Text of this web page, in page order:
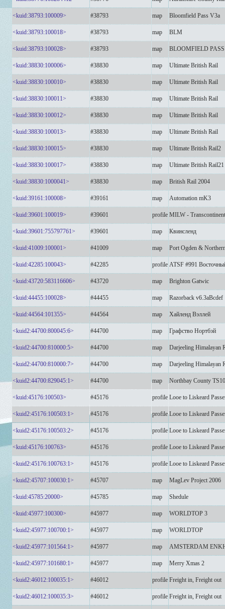
<kuid:38793:100009> #38793 map Bloomfield Pass V3a
<kuid:38793:100018> #38793 map BLM
<kuid:38793:100028> #38793 map BLOOMFIELD
<kuid:38830:100006> #38830 map Ultimate British Rail
<kuid:38830:100010> #38830 map Ultimate British Rail
<kuid:38830:100011> #38830 map Ultimate British Rail
<kuid:38830:100012> #38830 map Ultimate British Rail
<kuid:38830:100013> #38830 map Ultimate British Rail
<kuid:38830:100015> #38830 map Ultimate British Rail2
<kuid:38830:100017> #38830 map Ultimate British Rail21
<kuid:38830:1000041> #38830 map British Rail 2004
<kuid:39161:100008> #39161 map Automation mK3
<kuid:39601:100019> #39601 profile MILW -
<kuid:39601:755797761> #39601 map Квинсленд
<kuid:41009:100001> #41009 map Port Ogden &
<kuid:42285:100043> #42285 profile ATSF #991
<kuid:43720:583116606> #43720 map Brighton Gatwic
<kuid:44455:100028> #44455 map Razorback v6.3aBcdef
<kuid:44564:101355> #44564 map Хайленд Вэллей
<kuid2:44700:800045:6> #44700 map Графство Нортбэй
<kuid2:44700:810000:5> #44700 map Darjeeling Himalayan
<kuid2:44700:810000:7> #44700 map Darjeeling Himalayan
<kuid2:44700:829045:1> #44700 map Northbay County TS10
<kuid:45176:100503> #45176 profile Looe to Liskeard
<kuid2:45176:100503:1> #45176 profile Looe to Liskeard
<kuid2:45176:100503:2> #45176 profile Looe to Liskeard
<kuid:45176:100763> #45176 profile Looe to Liskeard
<kuid2:45176:100763:1> #45176 profile Looe to Liskeard
<kuid2:45707:100030:1> #45707 map MagLev Project 2006
<kuid:45785:20000> #45785 map Shedule
<kuid:45977:100300> #45977 map WORLDTOP 3
<kuid2:45977:100700:1> #45977 map WORLDTOP
<kuid2:45977:101564:1> #45977 map AMSTERDAM
<kuid2:45977:101680:1> #45977 map Merry Xmas 2
<kuid2:46012:100035:1> #46012 profile Freight in, Freight out
<kuid2:46012:100035:3> #46012 profile Freight in, Freight out